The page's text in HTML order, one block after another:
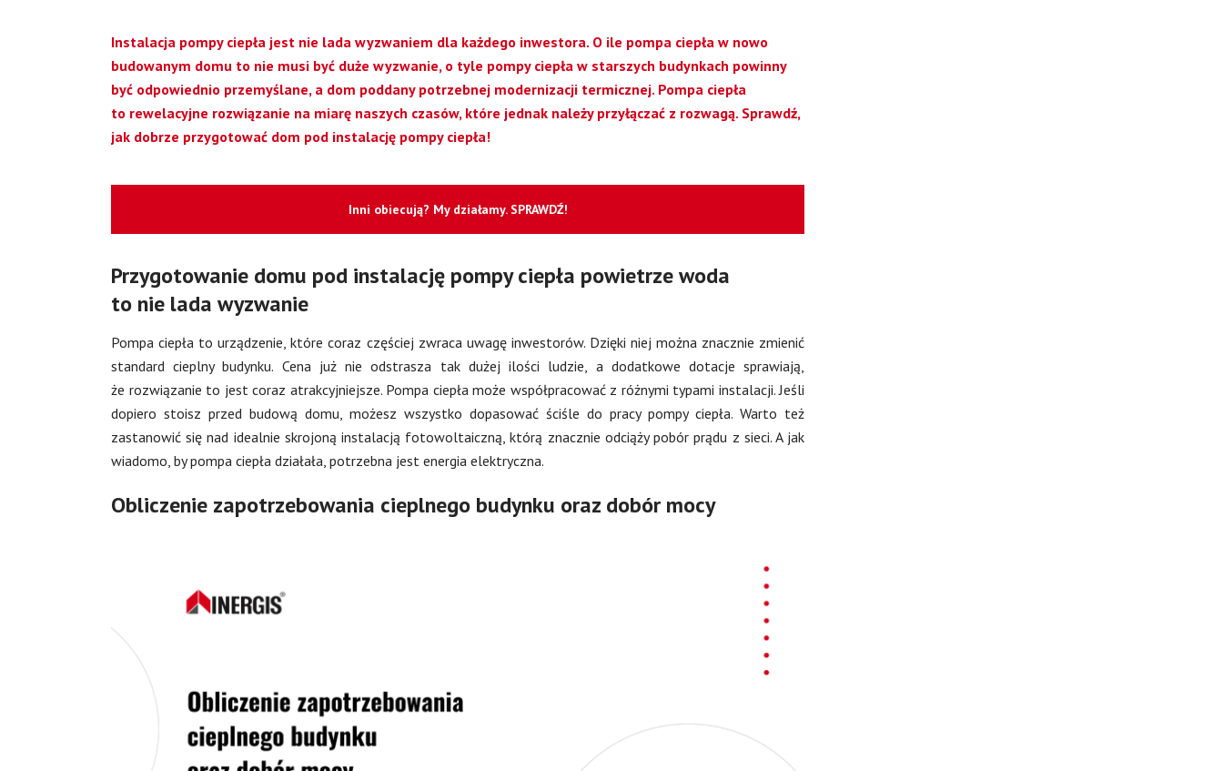
Instalacja pompy ciepła jest nie lada wyzwaniem dla każdego inwestora. O ile pompa ciepła w nowo
budowanym domu to nie musi być duże wyzwanie, o tyle pompy ciepła w starszych budynkach powinny
być odpowiednio przemyślane, a dom poddany potrzebnej modernizacji termicznej. Pompa ciepła
to rewelacyjne rozwiązanie na miarę naszych czasów, które jednak należy przyłączać z rozwagą. Sprawdź,
jak dobrze przygotować dom pod instalację pompy ciepła!
Inni obiecują? My działamy. SPRAWDŹ!
Przygotowanie domu pod instalację pompy ciepła powietrze woda
to nie lada wyzwanie
Pompa ciepła to urządzenie, które coraz częściej zwraca uwagę inwestorów. Dzięki niej można znacznie zmienić
standard cieplny budynku. Cena już nie odstrasza tak dużej ilości ludzie, a dodatkowe dotacje sprawiają,
że rozwiązanie to jest coraz atrakcyjniejsze. Pompa ciepła może współpracować z różnymi typami instalacji. Jeśli
dopiero stoisz przed budową domu, możesz wszystko dopasować ściśle do pracy pompy ciepła. Warto też
zastanowić się nad idealnie skrojoną instalacją fotowoltaiczną, którą znacznie odciąży pobór prądu z sieci. A jak
wiadomo, by pompa ciepła działała, potrzebna jest energia elektryczna.
Obliczenie zapotrzebowania cieplnego budynku oraz dobór mocy